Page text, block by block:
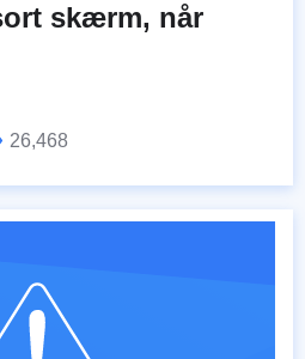
skærm, når
26,468